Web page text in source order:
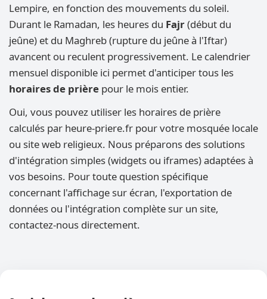
Lempire, en fonction des mouvements du soleil.
Durant le Ramadan, les heures du Fajr(début du
jeûne) et du Maghreb (rupture du jeûne à l'Iftar)
avancent ou reculent progressivement. Le calendrier
mensuel disponible ici permet d'anticiper tous les
horaires de prière pour le mois entier.
Oui, vous pouvez utiliser les horaires de prière
calculés par heure-priere.fr pour votre mosquée locale
ou site web religieux. Nous préparons des solutions
d'intégration simples (widgets ou iframes) adaptées à
vos besoins. Pour toute question spécifique
concernant l'affichage sur écran, l'exportation de
données ou l'intégration complète sur un site,
contactez-nous directement.